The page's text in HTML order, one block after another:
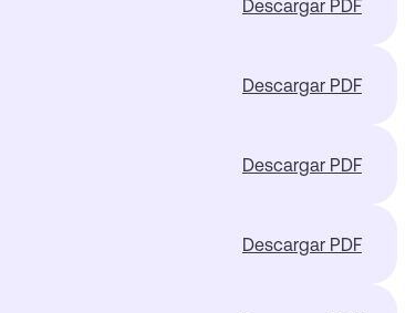
Descargar PDF
Descargar PDF
Descargar PDF
Descargar PDF